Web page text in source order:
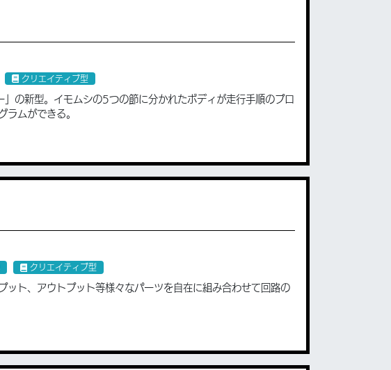
クリエイティブ型
の新型。イモムシの5つの節に分かれたボディが走行手順のプロ
ラムができる。
クリエイティブ型
ト、アウトプット等様々なパーツを自在に組み合わせて回路の